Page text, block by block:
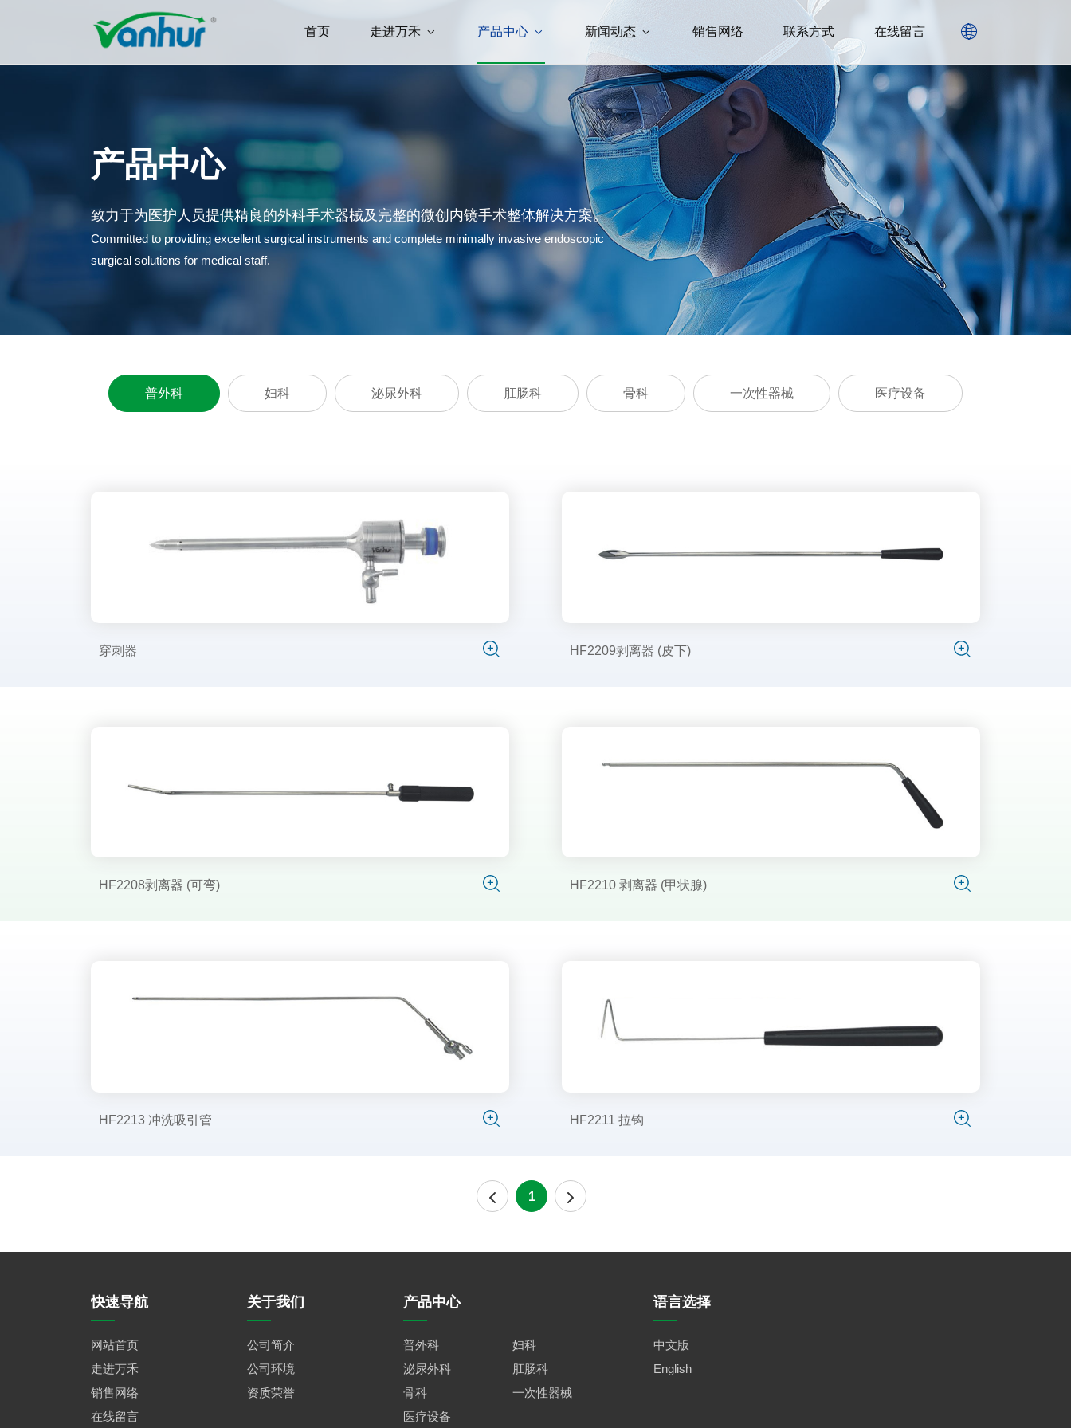
首页 走进万禾 产品中心 新闻动态 销售网络 联系方式 在线留言
产品中心
致力于为医护人员提供精良的外科手术器械及完整的微创内镜手术整体解决方案。
Committed to providing excellent surgical instruments and complete minimally invasive endoscopic
surgical solutions for medical staff.
普外科 妇科 泌尿外科 肛肠科 骨科 一次性器械 医疗设备
穿刺器 HF2209剥离器 (皮下)
HF2208剥离器 (可弯) HF2210 剥离器 (甲状腺)
HF2213 冲洗吸引管 ​HF2211 拉钩
1
快速导航
网站首页
走进万禾
销售网络
在线留言
关于我们
公司简介
公司环境
资质荣誉
产品中心
普外科
妇科
泌尿外科
肛肠科
骨科
一次性器械
医疗设备
语言选择
中文版
English